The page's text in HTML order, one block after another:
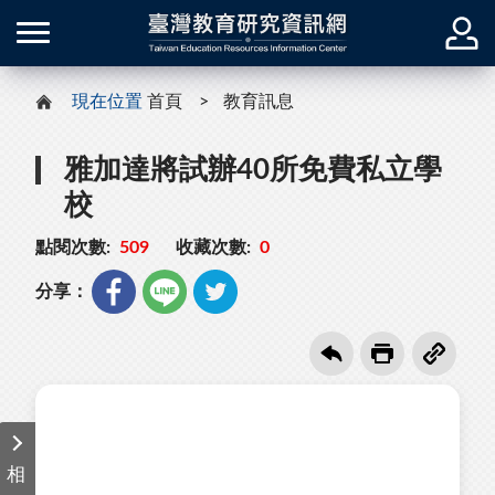
現在位置 首頁 教育訊息
雅加達將試辦40所免費私立學
校
點閱次數: 509 收藏次數: 0
分享：
相